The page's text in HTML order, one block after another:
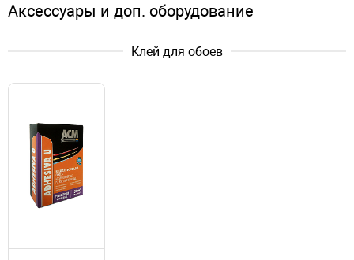
Аксессуары и доп. оборудование
Клей для обоев